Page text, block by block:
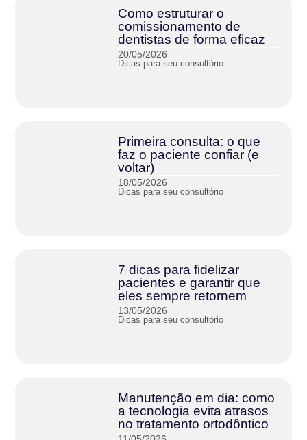
Como estruturar o
comissionamento de
dentistas de forma eficaz
20/05/2026
Dicas para seu consultório
Primeira consulta: o que
faz o paciente confiar (e
voltar)
18/05/2026
Dicas para seu consultório
7 dicas para fidelizar
pacientes e garantir que
eles sempre retornem
13/05/2026
Dicas para seu consultório
Manutenção em dia: como
a tecnologia evita atrasos
no tratamento ortodôntico